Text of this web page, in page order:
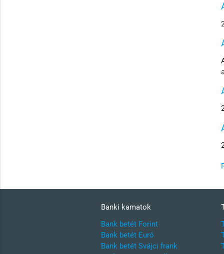
Banki kamatok
Bank betét Forint
Bank betét Euró
Bank betét Svájci frank